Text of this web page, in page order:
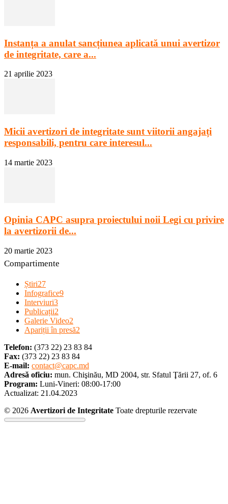
Instanța a anulat sancțiunea aplicată unui avertizor
de integritate, care a...
21 aprilie 2023
Micii avertizori de integritate sunt viitorii angajați
responsabili, pentru care interesul...
14 martie 2023
Opinia CAPC asupra proiectului noii Legi cu privire
la avertizorii de...
20 martie 2023
Compartimente
Știri27
Infografice9
Interviuri3
Publicații2
Galerie Video2
Apariții în presă2
Telefon: (373 22) 23 83 84
Fax: (373 22) 23 83 84
E-mail: contact@capc.md
Adresă oficiu: mun. Chişinău, MD 2004, str. Sfatul Ţării 27, of. 6
Program: Luni-Vineri: 08:00-17:00
Actualizat: 21.04.2023
© 2026 Avertizori de Integritate Toate drepturile rezervate